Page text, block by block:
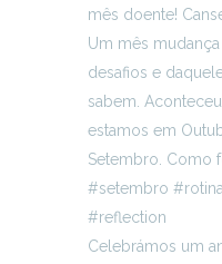
Celebrámos um